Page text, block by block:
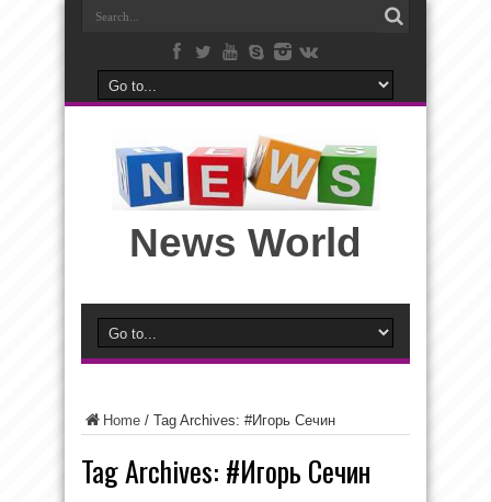
News World
Home / Tag Archives: #Игорь Сечин
Tag Archives: #Игорь Сечин